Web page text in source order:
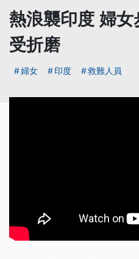
熱浪襲印度 婦
受折磨
婦女 印度 救難人員